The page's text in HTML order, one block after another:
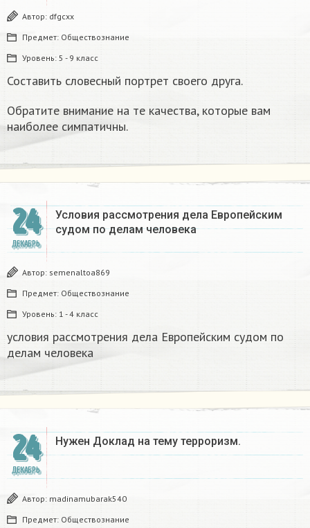
Автор: dfgcxx
Предмет: Обществознание
Уровень: 5 - 9 класс
Составить словесный портрет своего друга.
Обратите внимание на те качества, которые вам
наиболее симпатичны.
24
ДЕКАБРЬ
Условия рассмотрения дела Европейским
судом по делам человека
Автор: semenaltoa869
Предмет: Обществознание
Уровень: 1 - 4 класс
условия рассмотрения дела Европейским судом по
делам человека
24
ДЕКАБРЬ
Нужен Доклад на тему терроризм.
Автор: madinamubarak540
Предмет: Обществознание